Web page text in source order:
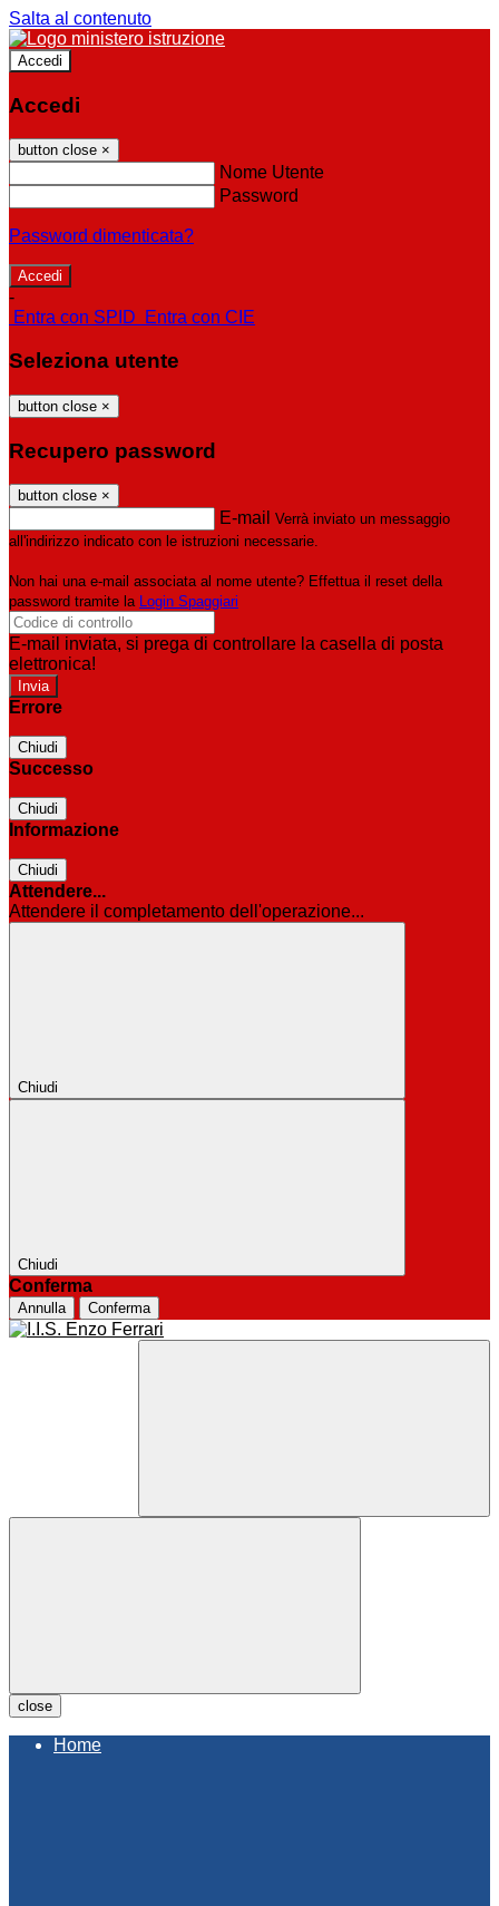
Salta al contenuto
Accedi
Accedi
button close ×
Nome Utente
Password
Password dimenticata?
-
Entra con SPID
Entra con CIE
Seleziona utente
button close ×
Recupero password
button close ×
E-mail Verrà inviato un messaggio
all'indirizzo indicato con le istruzioni necessarie.
Non hai una e-mail associata al nome utente? Effettua il reset della
password tramite la Login Spaggiari
E-mail inviata, si prega di controllare la casella di posta
elettronica!
Errore
Chiudi
Successo
Chiudi
Informazione
Chiudi
Attendere...
Attendere il completamento dell'operazione...
Chiudi
Chiudi
Conferma
Annulla Conferma
close
Home